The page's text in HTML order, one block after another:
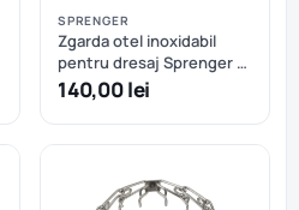
SPRENGER
Zgarda otel inoxidabil
pentru dresaj Sprenger -
41 cm - 2.25 mm
140,00 lei